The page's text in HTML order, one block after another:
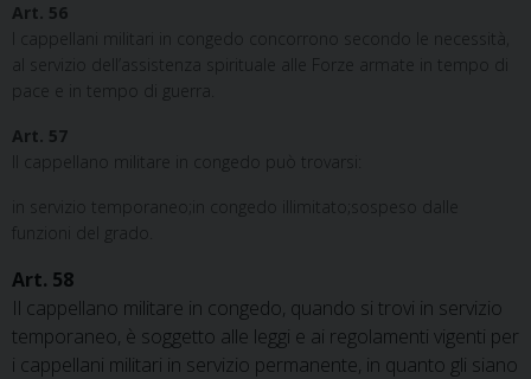
Art. 56
I cappellani militari in congedo concorrono secondo le necessità,
al servizio dell’assistenza spirituale alle Forze armate in tempo di
pace e in tempo di guerra.
Art. 57
Il cappellano militare in congedo può trovarsi:
in servizio temporaneo;in congedo illimitato;sospeso dalle
funzioni del grado.
Art. 58
Il cappellano militare in congedo, quando si trovi in servizio
temporaneo, è soggetto alle leggi e ai regolamenti vigenti per
i cappellani militari in servizio permanente, in quanto gli siano